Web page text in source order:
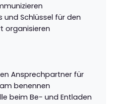
und Schlüssel für den
organisieren
Ansprechpartner für
benennen
beim Be- und Entladen